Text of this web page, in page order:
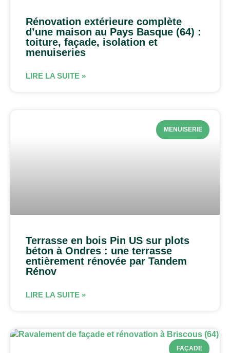
Rénovation extérieure complète
d’une maison au Pays Basque (64) :
toiture, façade, isolation et
menuiseries
LIRE LA SUITE »
MENUISERIE
Terrasse en bois Pin US sur plots
béton à Ondres : une terrasse
entièrement rénovée par Tandem
Rénov
LIRE LA SUITE »
FAÇADE